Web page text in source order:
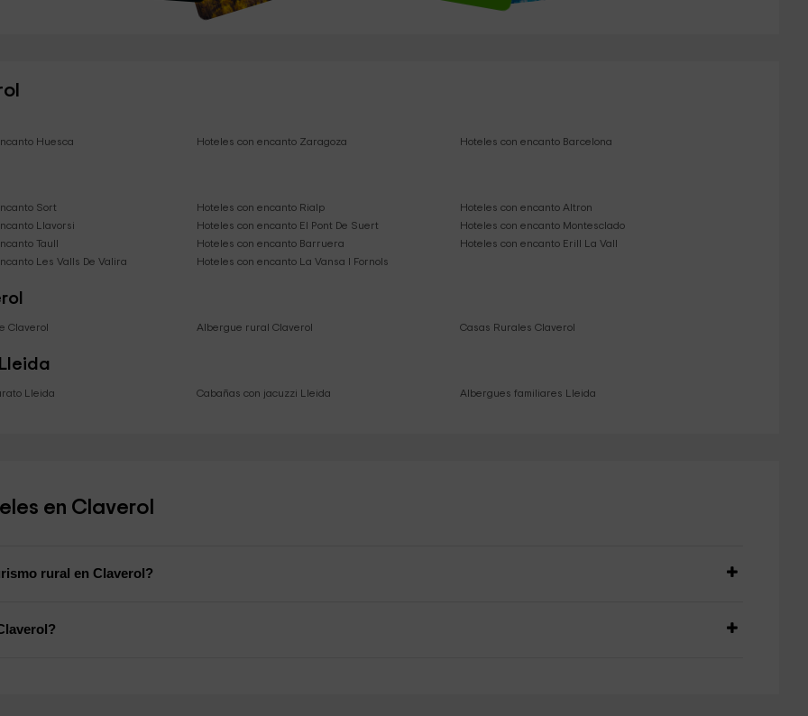
Huesca Hoteles con encanto Zaragoza Hoteles con encanto Barcelona
Sort Hoteles con encanto Rialp
Hoteles con encanto Altron
Llavorsi
Hoteles con encanto El Pont De Suert
Hoteles con encanto Montesclado
Taull
Hoteles con encanto Barruera
Hoteles con encanto Erill La Vall
Les Valls De Valira
Hoteles con encanto La Vansa I Fornols
Claverol Albergue rural Claverol Casas Rurales Claverol
Lleida Cabañas con jacuzzi Lleida Albergues familiares Lleida
en Claverol
rural en Claverol?